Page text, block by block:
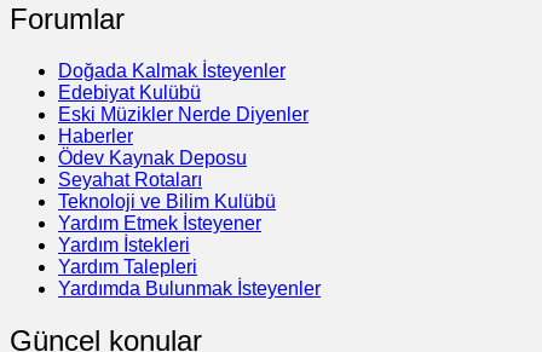
Forumlar
Doğada Kalmak İsteyenler
Edebiyat Kulübü
Eski Müzikler Nerde Diyenler
Haberler
Ödev Kaynak Deposu
Seyahat Rotaları
Teknoloji ve Bilim Kulübü
Yardım Etmek İsteyener
Yardım İstekleri
Yardım Talepleri
Yardımda Bulunmak İsteyenler
Güncel konular